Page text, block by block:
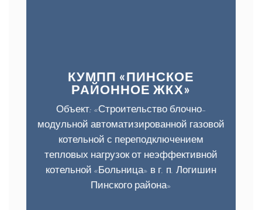
КУМПП «ПИНСКОЕ
РАЙОННОЕ ЖКХ»
Объект: «Строительство блочно-
модульной автоматизированной газовой
котельной с переподключением
тепловых нагрузок от неэффективной
котельной «Больница» в г. п. Логишин
Пинского района»